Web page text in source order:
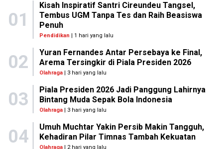
01
Kisah Inspiratif Santri Cireundeu Tangsel,
Tembus UGM Tanpa Tes dan Raih Beasiswa
Penuh
Pendidikan | 1 hari yang lalu
02
Yuran Fernandes Antar Persebaya ke Final,
Arema Tersingkir di Piala Presiden 2026
Olahraga| 3 hari yang lalu
03
Piala Presiden 2026 Jadi Panggung Lahirnya
Bintang Muda Sepak Bola Indonesia
Olahraga| 3 hari yang lalu
04
Umuh Muchtar Yakin Persib Makin Tangguh,
Kehadiran Pilar Timnas Tambah Kekuatan
Olahraga| 2 hari yang lalu